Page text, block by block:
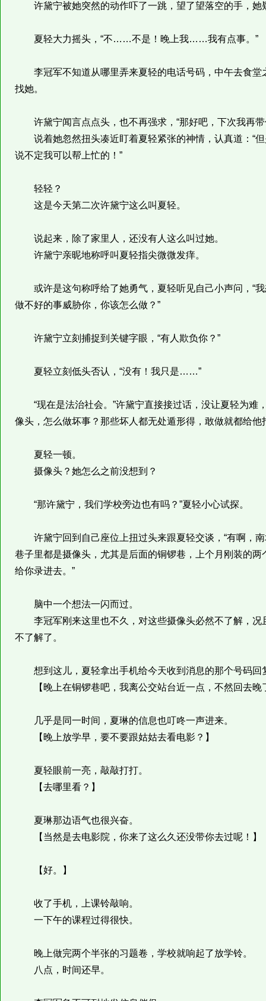
许黛宁被她突然的动作吓了一跳，望了望落空的手，她
夏轻大力摇头，“不……不是！晚上我……我有点事。”
李冠军不知道从哪里弄来夏轻的电话号码，中午去食堂
找她。
许黛宁闻言点点头，也不再强求，“那好吧，下次我再带
说着她忽然扭头凑近盯着夏轻紧张的神情，认真道：“但
说不定我可以帮上忙的！”
轻轻？
这是今天第二次许黛宁这么叫夏轻。
说起来，除了家里人，还没有人这么叫过她。
许黛宁亲昵地称呼叫夏轻指尖微微发痒。
或许是这句称呼给了她勇气，夏轻听见自己小声问，“
做不好的事威胁你，你该怎么做？”
许黛宁立刻捕捉到关键字眼，“有人欺负你？”
夏轻立刻低头否认，“没有！我只是……”
“现在是法治社会。”许黛宁直接接过话，没让夏轻为难
像头，怎么做坏事？那些坏人都无处遁形得，敢做就都给他
夏轻一顿。
摄像头？她怎么之前没想到？
“那许黛宁，我们学校旁边也有吗？”夏轻小心试探。
许黛宁回到自己座位上扭过头来跟夏轻交谈，“有啊，南
巷子里都是摄像头，尤其是后面的铜锣巷，上个月刚装的
给你录进去。”
脑中一个想法一闪而过。
李冠军刚来这里也不久，对这些摄像头必然不了解，况
不了解了。
想到这儿，夏轻拿出手机给今天收到消息的那个号码回
【晚上在铜锣巷吧，我离公交站台近一点，不然回去晚
几乎是同一时间，夏琳的信息也叮咚一声进来。
【晚上放学早，要不要跟姑姑去看电影？】
夏轻眼前一亮，敲敲打打。
【去哪里看？】
夏琳那边语气也很兴奋。
【当然是去电影院，你来了这么久还没带你去过呢！】
【好。】
收了手机，上课铃敲响。
一下午的课程过得很快。
晚上做完两个半张的习题卷，学校就响起了放学铃。
八点，时间还早。